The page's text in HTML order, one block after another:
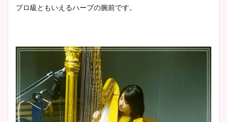
プロ級ともいえるハープの腕前です。